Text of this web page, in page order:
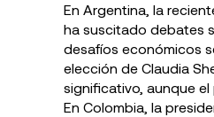
En Argentina, la
ha suscitado debates
desafíos económicos
elección de Claudia
significativo, aunque
En Colombia, la